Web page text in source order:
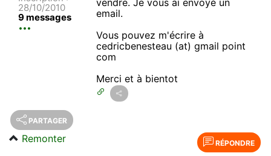
28/10/2010
9 messages
email.
Vous pouvez m'écrire à
cedricbenesteau (at) gmail point
com
Merci et à bientot
PARTAGER
RÉPONDRE
Remonter